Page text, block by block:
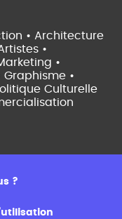
• Architecture
•
•
•
Culturelle
?